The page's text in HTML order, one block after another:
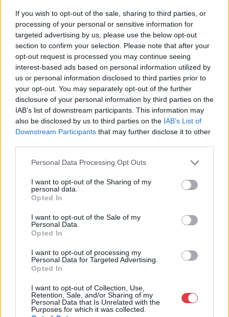
If you wish to opt-out of the sale, sharing to third parties, or
processing of your personal or sensitive information for
targeted advertising by us, please use the below opt-out
section to confirm your selection. Please note that after your
opt-out request is processed you may continue seeing
interest-based ads based on personal information utilized by
us or personal information disclosed to third parties prior to
your opt-out. You may separately opt-out of the further
disclosure of your personal information by third parties on the
IAB’s list of downstream participants. This information may
also be disclosed by us to third parties on the IAB’s List of
Downstream Participants that may further disclose it to other
Personal Data Processing Opt Outs
I want to opt-out of the Sharing of my
personal data.
Opted In
I want to opt-out of the Sale of my
Personal Data.
Opted In
I want to opt-out of processing my
Personal Data for Targeted Advertising.
Opted In
I want to opt-out of Collection, Use,
Retention, Sale, and/or Sharing of my
Personal Data that Is Unrelated with the
Purposes for which it was collected.
Aukció neve: Blitz - 2016, Decemberi Kortárs Aukció
Aukció dátuma: 2016.12.19
Aukció ideje: 19:00
Aukció helye: 1042 József Attila u. 4-6. volt MEO
Tételszám: 162
Eladó adatai
Eladó:Blitz Galeria
Cím: Kováts Nóra
1029 Budapest Feketefej utca
Telefon: 06 30 922 5282
http://www.blitzgaleria.hu